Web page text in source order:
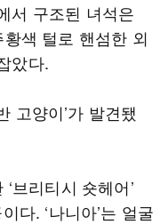
서 구조된 녀석은
색 털로 핸섬한 외
았다.
고양이’가 발견됐
브리티시 숏헤어’
다. ‘나니아’는 얼굴